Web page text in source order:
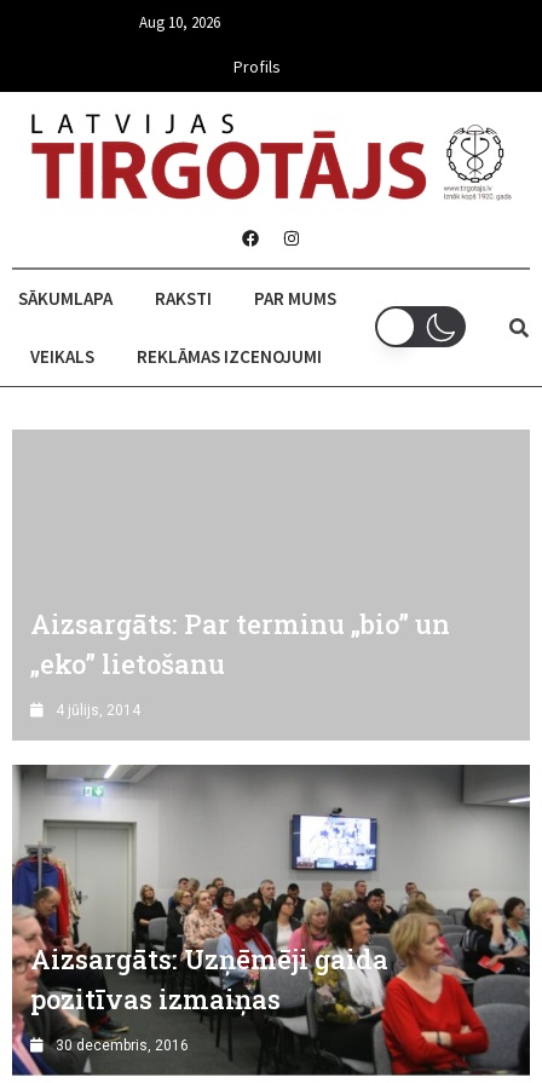
Aug 10, 2026
Profils
SĀKUMLAPA RAKSTI PAR MUMS
VEIKALS REKLĀMAS IZCENOJUMI
Aizsargāts: Par terminu „bio” un
„eko” lietošanu
4 jūlijs, 2014
Aizsargāts: Uzņēmēji gaida
pozitīvas izmaiņas
30 decembris, 2016